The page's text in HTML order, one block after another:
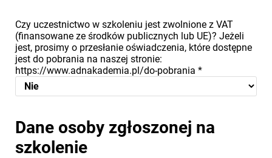
Czy uczestnictwo w szkoleniu jest zwolnione z VAT
(finansowane ze środków publicznych lub UE)? Jeżeli
jest, prosimy o przesłanie oświadczenia, które dostępne
jest do pobrania na naszej stronie:
https://www.adnakademia.pl/do-pobrania *
Dane osoby zgłoszonej na
szkolenie